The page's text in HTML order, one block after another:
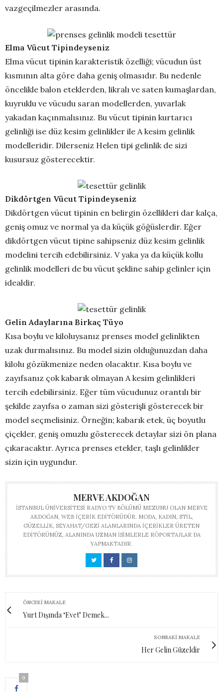
vazgeçilmezler arasında.
Elma Vücut Tipindeyseniz
Elma vücut tipinin karakteristik özelliği; vücudun üst
kısmının alta göre daha geniş olmasıdır. Bu nedenle
öncelikle balon eteklerden, likralı ve saten kumaşlardan,
kuyruklu ve vücudu saran modellerden, yuvarlak
yakadan kaçınmalısınız. Bu vücut tipinin kurtarıcı
gelinliği ise düz kesim gelinlikler ile A kesim gelinlik
modelleridir. Dilerseniz Helen tipi gelinlik de sizi
kusursuz gösterecektir.
Dikdörtgen Vücut Tipindeyseniz
Dikdörtgen vücut tipinin en belirgin özellikleri dar kalça,
geniş omuz ve normal ya da küçük göğüslerdir. Eğer
dikdörtgen vücut tipine sahipseniz düz kesim gelinlik
modelini tercih edebilirsiniz. V yaka ya da küçük kollu
gelinlik modelleri de bu vücut şekline sahip gelinler için
idealdir.
Gelin Adaylarına Birkaç Tüyo
Kısa boylu ve kiloluysanız prenses model gelinlikten
uzak durmalısınız. Bu model sizin olduğunuzdan daha
kilolu gözükmenize neden olacaktır. Kısa boylu ve
zayıfsanız çok kabarık olmayan A kesim gelinlikleri
tercih edebilirsiniz. Eğer tüm vücudunuz orantılı bir
şekilde zayıfsa o zaman sizi gösterişli gösterecek bir
model seçmelisiniz. Örneğin; kabarık etek, üç boyutlu
çiçekler, geniş omuzlu gösterecek detaylar sizi ön plana
çıkaracaktır. Ayrıca prenses etekler, taşlı gelinlikler
sizin için uygundur.
MERVE AKDOĞAN
İSTANBUL ÜNIVERSITESI RADYO TV BÖLÜMÜ MEZUNU OLAN MERVE
AKDOĞAN, WEB IÇERIK EDITÖRÜDÜR. MODA, KADIN, STIL,
GÜZELLIK, SEYAHAT/GEZI ALANLARINDA IÇERIKLER ÜRETEN
EDITÖRÜMÜZ, ALANINDA UZMAN ISIMLERLE RÖPORTAJLAR DA
YAPMAKTADIR.
ÖNCEKI MAKALE
Yurt Dışında ‘Evet’ Demek...
SONRAKI MAKALE
Her Gelin Güzeldir
0